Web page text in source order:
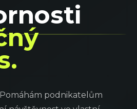
podnikatelům